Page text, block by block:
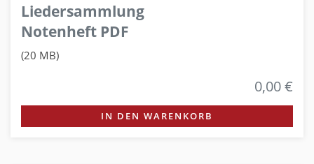
Liedersammlung
Notenheft PDF
(20 MB)
0,00 €
IN DEN WARENKORB